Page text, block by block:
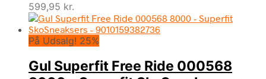
599,95 kr.
På Udsalg! 25%
Gul Superfit Free Ride 000568